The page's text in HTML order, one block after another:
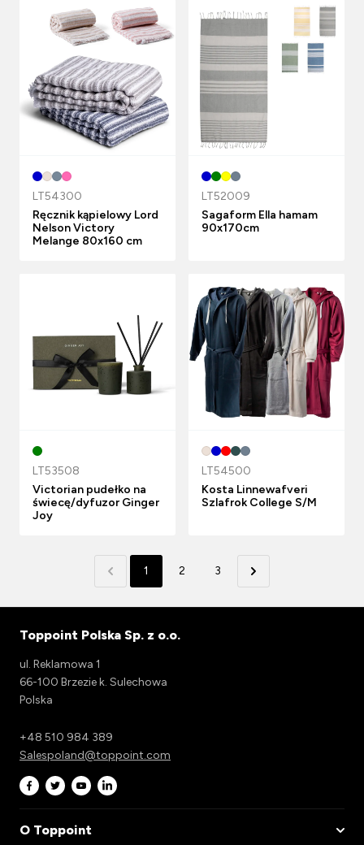
LT54300
Ręcznik kąpielowy Lord
Nelson Victory
Melange 80x160 cm
LT52009
Sagaform Ella hamam
90x170cm
LT53508
Victorian pudełko na
świecę/dyfuzor Ginger
Joy
LT54500
Kosta Linnewafveri
Szlafrok College S/M
1 2 3
Toppoint Polska Sp. z o.o.
ul. Reklamowa 1
66-100 Brzezie k. Sulechowa
Polska
+48 510 984 389
Salespoland@toppoint.com
O Toppoint